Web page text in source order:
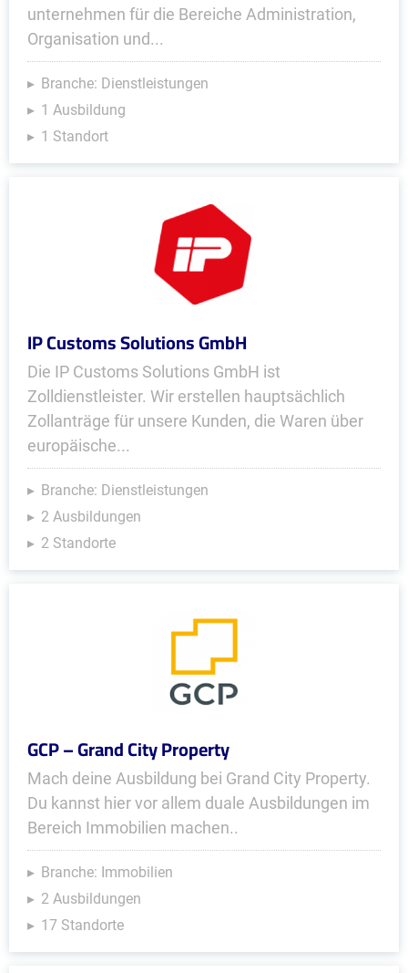
unternehmen für die Bereiche Administration,
Organisation und...
Branche: Dienstleistungen
1 Ausbildung
1 Standort
IP Customs Solutions GmbH
Die IP Customs Solutions GmbH ist
Zolldienstleister. Wir erstellen hauptsächlich
Zollanträge für unsere Kunden, die Waren über
europäische...
Branche: Dienstleistungen
2 Ausbildungen
2 Standorte
GCP – Grand City Property
Mach deine Ausbildung bei Grand City Property.
Du kannst hier vor allem duale Ausbildungen im
Bereich Immobilien machen..
Branche: Immobilien
2 Ausbildungen
17 Standorte